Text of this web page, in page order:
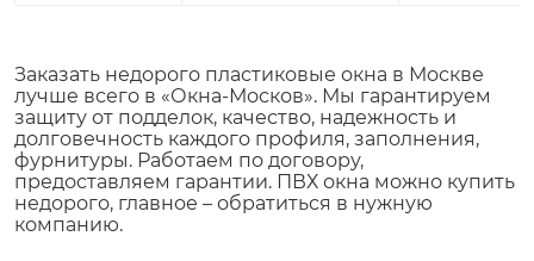
Заказать недорого пластиковые окна в Москве
лучше всего в «Окна-Москов». Мы гарантируем
защиту от подделок, качество, надежность и
долговечность каждого профиля, заполнения,
фурнитуры. Работаем по договору,
предоставляем гарантии. ПВХ окна можно купить
недорого, главное – обратиться в нужную
компанию.